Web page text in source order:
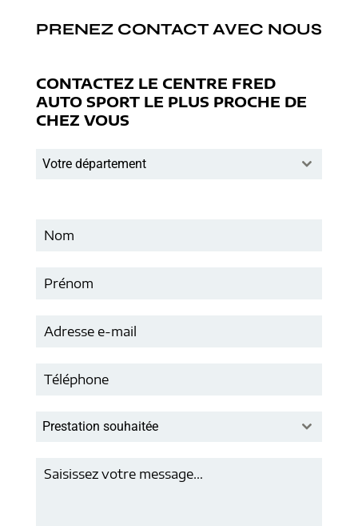
PRENEZ CONTACT AVEC NOUS
CONTACTEZ LE CENTRE FRED
AUTO SPORT LE PLUS PROCHE DE
CHEZ VOUS
Votre département
Prestation souhaitée